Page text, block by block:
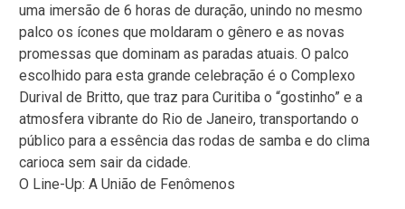
uma imersão de 6 horas de duração, unindo no mesmo
palco os ícones que moldaram o gênero e as novas
promessas que dominam as paradas atuais. O palco
escolhido para esta grande celebração é o Complexo
Durival de Britto, que traz para Curitiba o “gostinho” e a
atmosfera vibrante do Rio de Janeiro, transportando o
público para a essência das rodas de samba e do clima
carioca sem sair da cidade.
O Line-Up: A União de Fenômenos